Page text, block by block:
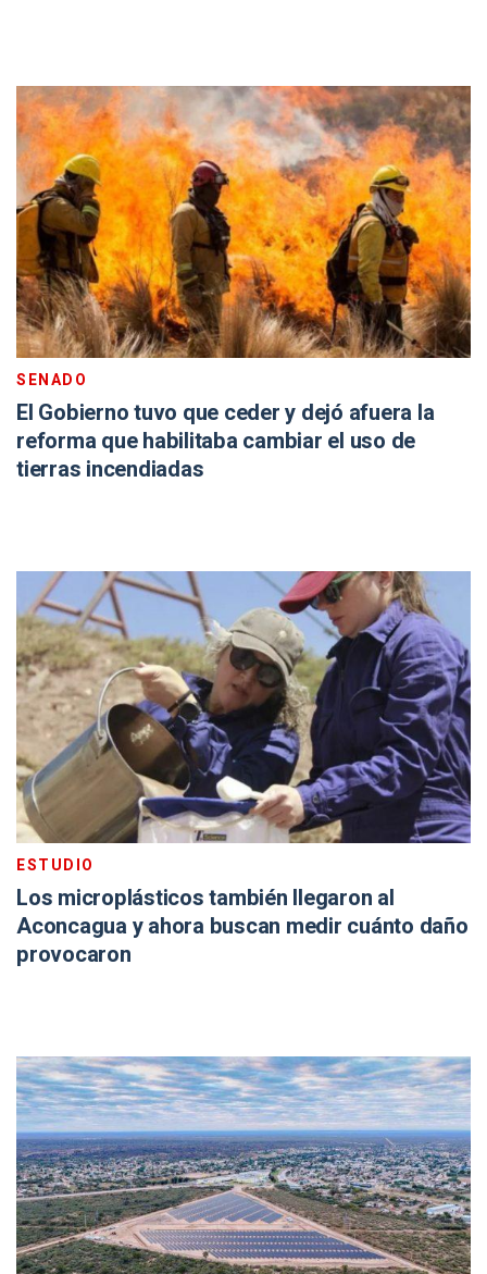
SENADO
El Gobierno tuvo que ceder y dejó afuera la
reforma que habilitaba cambiar el uso de
tierras incendiadas
ESTUDIO
Los microplásticos también llegaron al
Aconcagua y ahora buscan medir cuánto daño
provocaron